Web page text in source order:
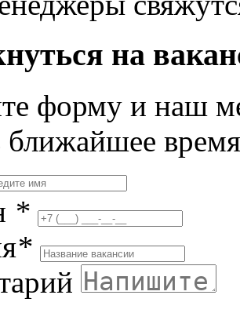
на
форму и наш
ближайшее время
*
*